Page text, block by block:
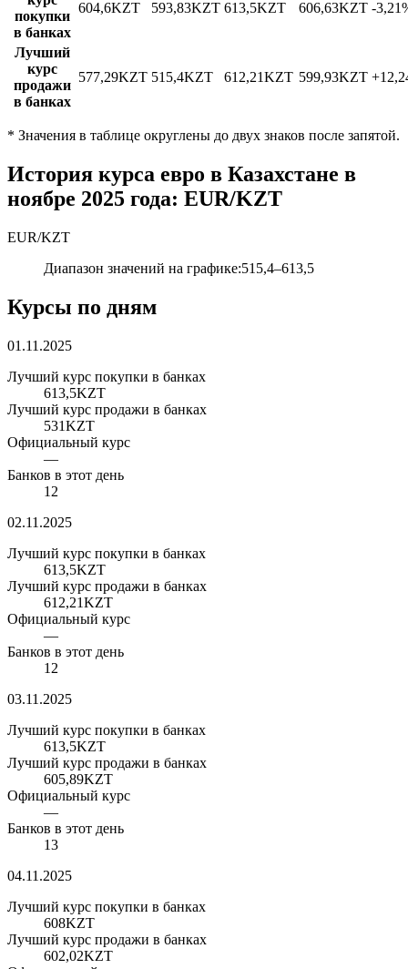
покупки
в банках
604,6KZT 593,83KZT 613,5KZT 606,63KZT -
Лучший
курс
продажи
в банках
577,29KZT 515,4KZT 612,21KZT 599,93KZT
* Значения в таблице округлены до двух знаков после запятой.
История курса евро в Казахстане в
ноябре 2025 года: EUR/KZT
EUR/KZT
Диапазон значений на графике:515,4–613,5
Курсы по дням
01.11.2025
Лучший курс покупки в банках
613,5KZT
Лучший курс продажи в банках
531KZT
Официальный курс
—
Банков в этот день
12
02.11.2025
Лучший курс покупки в банках
613,5KZT
Лучший курс продажи в банках
612,21KZT
Официальный курс
—
Банков в этот день
12
03.11.2025
Лучший курс покупки в банках
613,5KZT
Лучший курс продажи в банках
605,89KZT
Официальный курс
—
Банков в этот день
13
04.11.2025
Лучший курс покупки в банках
608KZT
Лучший курс продажи в банках
602,02KZT